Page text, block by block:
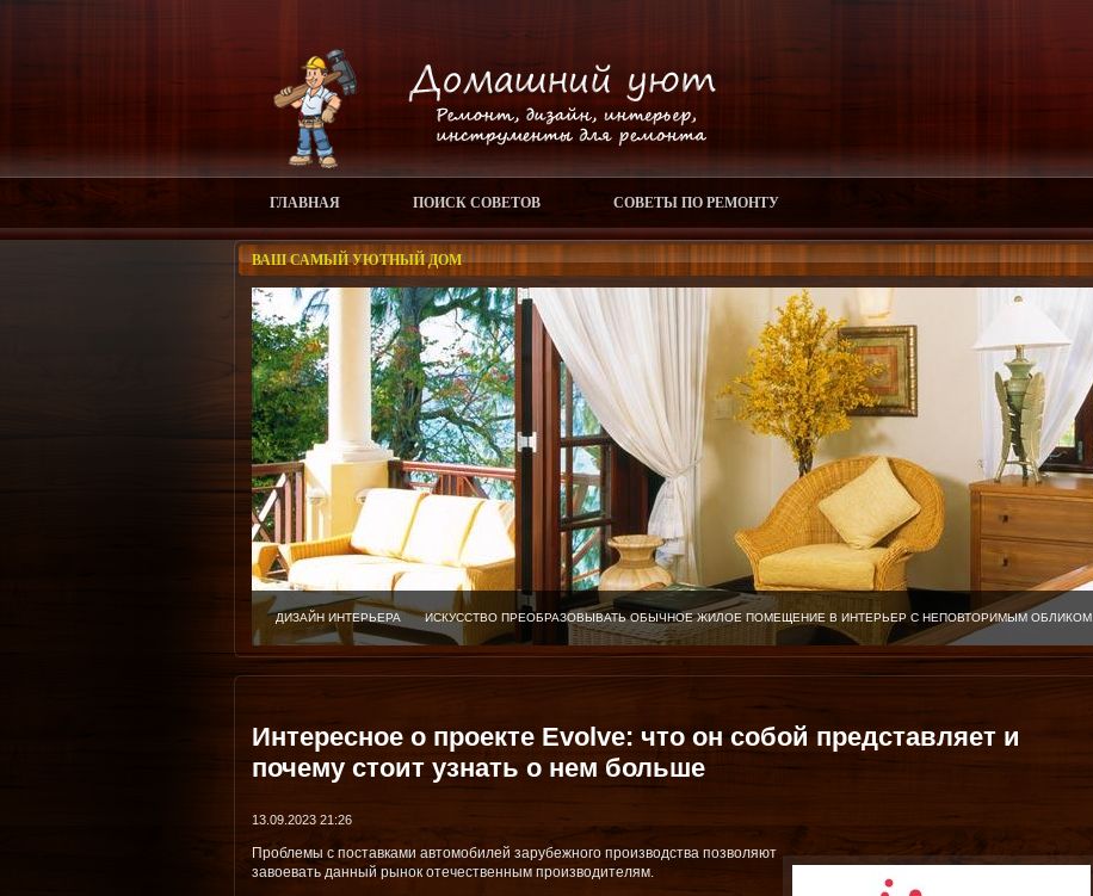
ГЛАВНАЯ ПОИСК СОВЕТОВ СОВЕТЫ ПО РЕМОНТУ
ВАШ САМЫЙ УЮТНЫЙ ДОМ
ДИЗАЙН ИНТЕРЬЕРА ИСКУССТВО ПРЕОБРАЗОВЫВАТЬ ОБЫЧНОЕ ЖИЛОЕ ПОМЕЩЕНИЕ В ИНТЕРЬЕР С НЕПОВТОРИМЫМ ОБЛИКОМ
Интересное о проекте Evolve: что он собой представляет и
почему стоит узнать о нем больше
13.09.2023 21:26
Проблемы с поставками автомобилей зарубежного производства позволяют
завоевать данный рынок отечественным производителям.